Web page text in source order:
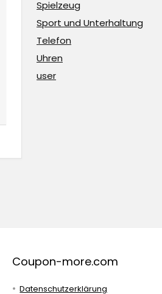
Spielzeug
Sport und Unterhaltung
Telefon
Uhren
user
Coupon-more.com
Datenschutzerklärung